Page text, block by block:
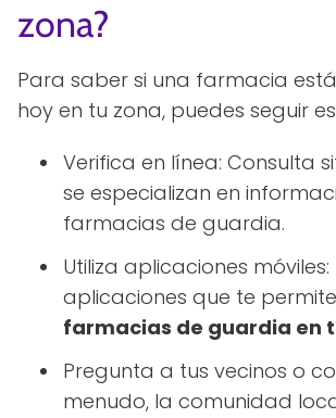
zona?
Para saber si una farmacia
hoy en tu zona, puedes seguir
Verifica en línea: Consulta
se especializan en
farmacias de guardia.
Utiliza aplicaciones móviles:
aplicaciones que te
farmacias de guardia en
Pregunta a tus vecinos o
menudo, la comunidad